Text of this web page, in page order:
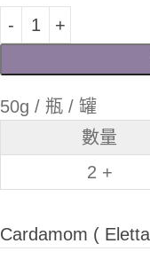
50g / 瓶 / 罐
數量
2 +
Cardamom (